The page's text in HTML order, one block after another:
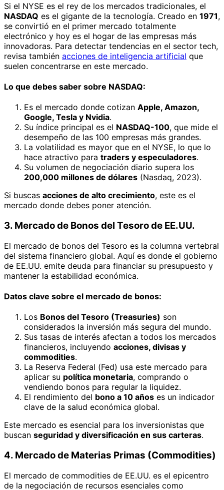
Si el NYSE es el rey de los mercados tradicionales, el
NASDAQ es el gigante de la tecnología. Creado en 1971,
se convirtió en el primer mercado totalmente
electrónico y hoy es el hogar de las empresas más
innovadoras. Para detectar tendencias en el sector tech,
revisa también acciones de inteligencia artificial que
suelen concentrarse en este mercado.
Lo que debes saber sobre NASDAQ:
Es el mercado donde cotizan Apple, Amazon,
Google, Tesla y Nvidia.
Su índice principal es el NASDAQ-100, que mide el
desempeño de las 100 empresas más grandes.
La volatilidad es mayor que en el NYSE, lo que lo
hace atractivo para traders y especuladores.
Su volumen de negociación diario supera los
200,000 millones de dólares (Nasdaq, 2023).
Si buscas acciones de alto crecimiento, este es el
mercado donde debes poner atención.
3. Mercado de Bonos del Tesoro de EE.UU.
El mercado de bonos del Tesoro es la columna vertebral
del sistema financiero global. Aquí es donde el gobierno
de EE.UU. emite deuda para financiar su presupuesto y
mantener la estabilidad económica.
Datos clave sobre el mercado de bonos:
Los Bonos del Tesoro (Treasuries) son
considerados la inversión más segura del mundo.
Sus tasas de interés afectan a todos los mercados
financieros, incluyendo acciones, divisas y
commodities.
La Reserva Federal (Fed) usa este mercado para
aplicar su política monetaria, comprando o
vendiendo bonos para regular la liquidez.
El rendimiento del bono a 10 años es un indicador
clave de la salud económica global.
Este mercado es esencial para los inversionistas que
buscan seguridad y diversificación en sus carteras.
4. Mercado de Materias Primas (Commodities)
El mercado de commodities de EE.UU. es el epicentro
de la negociación de recursos esenciales como